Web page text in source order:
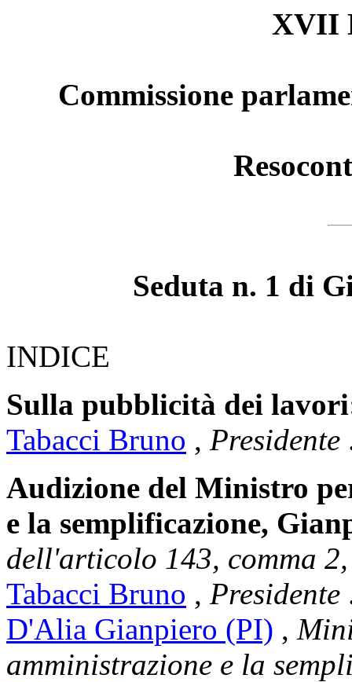
XVII
Commissione
Seduta n. 1 di
INDICE
Sulla pubblicità dei
Tabacci Bruno , Presidente
Audizione del Ministro
e la semplificazione,
dell'articolo 143, comma
Tabacci Bruno , Presidente
D'Alia Gianpiero (PI) ,
amministrazione e la